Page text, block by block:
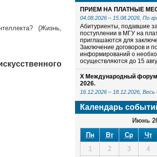
(Жизнь,
ПРИЕМ НА ПЛАТНЫЕ
04.08.2026 – 15.08.2026 , По
Абитуриенты, подавшие
поступлении в МГУ на
приглашаются для
Заключение договоров и
информирований о
осуществляются до 15
X Международный форум
2026.
16.12.2026 – 18.12.2026 , Весь
Календарь
Июнь
Пн
Вт Ср Чт
1
2 3 4